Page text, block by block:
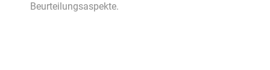
Beurteilungsaspekte.